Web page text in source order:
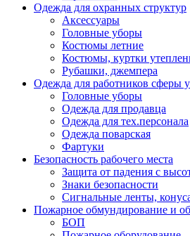
Одежда для охранных структур
Аксессуары
Головные уборы
Костюмы летние
Костюмы, куртки
Рубашки, джемпера
Одежда для работников сферы
Головные уборы
Одежда для продавца
Одежда для тех.персонала
Одежда поварская
Фартуки
Безопасность рабочего места
Защита от падения с
Знаки безопасности
Сигнальные ленты,
Пожарное обмундирование и
БОП